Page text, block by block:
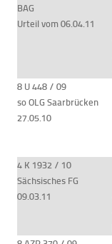
BAG
Urteil vom 06.04.11
8 U 448 / 09
so OLG Saarbrücken
27.05.10
4 K 1932 / 10
Sächsisches FG
09.03.11